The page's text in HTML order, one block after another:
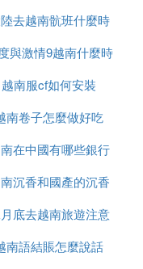
5000元（旺季
（電子簽或落地
中高端酒店300-8
正餐人均30-100
均50-150元；跨城
去越南骯班什麼時
候能正常
與激情9越南什麼時
候上映
越南服cf如何安裝
南卷子怎麼做好吃
在中國有哪些銀行
沉香和國產的沉香
什麼區別
底去越南旅遊注意
什麼
南語結賬怎麼說話